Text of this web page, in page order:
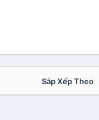
Sắp Xếp Theo